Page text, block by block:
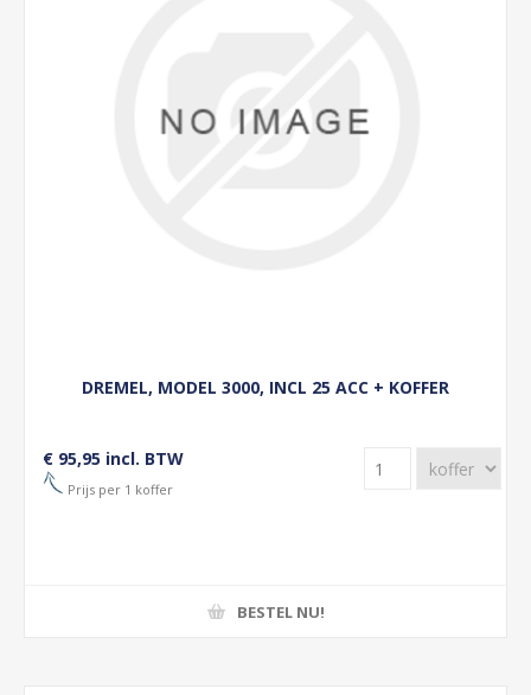
DREMEL, MODEL 3000, INCL 25 ACC + KOFFER
€ 95,95 incl. BTW
Prijs per 1 koffer
BESTEL NU!